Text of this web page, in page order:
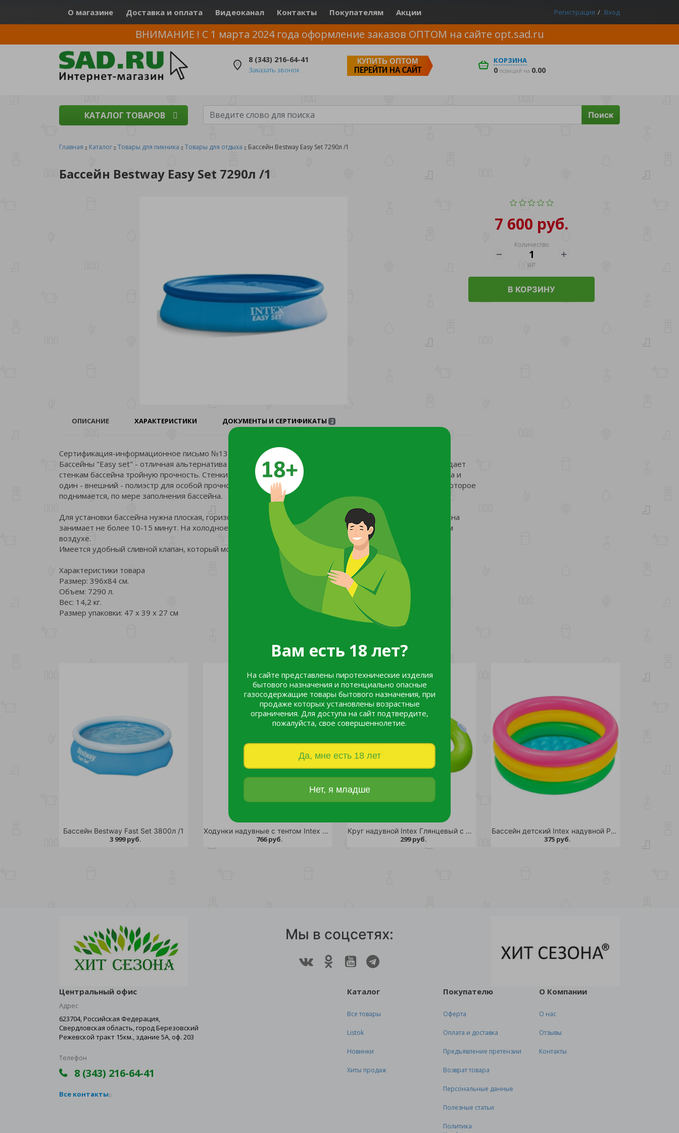
Вам есть 18 лет?
На сайте представлены пиротехнические изделия
бытового назначения и потенциально опасные
газосодержащие товары бытового назначения, при
продаже которых установлены возрастные
ограничения. Для доступа на сайт подтвердите,
пожалуйста, свое совершеннолетие.
Да, мне есть 18 лет
Нет, я младше
О магазине Доставка и оплата Видеоканал Контакты Покупателям Акции Регистрация Вход
ВНИМАНИЕ ! С 1 марта 2024 года оформление заказов ОПТОМ на сайте opt.sad.ru
8 (343) 216-64-41
Заказать звонок
КУПИТЬ ОПТОМ
ПЕРЕЙТИ НА САЙТ
КОРЗИНА
0 позиций на 0.00
КАТАЛОГ ТОВАРОВ Поиск
Главная Каталог Товары для пикника Товары для отдыха Бассейн Bestway Easy Set 7290л /1
Бассейн Bestway Easy Set 7290л /1
7 600 руб.
Количество
шт
В КОРЗИНУ
ОПИСАНИЕ ХАРАКТЕРИСТИКИ ДОКУМЕНТЫ И СЕРТИФИКАТЫ 2
Сертификация-информационное письмо №135/20 от 30.01.20 выдано ООО "Сертификейшен групп".
Бассейны "Easy set" - отличная альтернатива сборным каркасным бассейнам. Технология SUPER-TOUGH дает
стенкам бассейна тройную прочность. Стенки сделаны из трех отдельных слоев: два слоя плотного винила и
один - внешний - полиэстр для особой прочности. Борта бассейна поддерживаются надувным кольцом, которое
поднимается, по мере заполнения бассейна.
Для установки бассейна нужна плоская, горизонтальная площадка. Процесс сборки и подключение бассейна
занимает не более 10-15 минут. На холодное время года не рекомендуем оставлять бассейн на открытом
воздухе.
Имеется удобный сливной клапан, который можно присоединить к садовому шлангу.
Характеристики товара
Размер: 396х84 см.
Объем: 7290 л.
Вес: 14,2 кг.
Размер упаковки: 47 х 39 х 27 см
Бассейн Bestway Fast Set 3800л /1
3 999 руб.
Ходунки надувные с тентом Intex Фрукты 81х79см /12
766 руб.
Круг надувной Intex Глянцевый с ручками 76см /24
299 руб.
Бассейн детский Intex надувной Радуга 28л /12
375 руб.
Мы в соцсетях:
Центральный офис
Адрес
623704, Российская Федерация,
Свердловская область, город Березовский
Режевской тракт 15км., здание 5А, оф. 203
Телефон
8 (343) 216-64-41
Все контакты
Каталог
Все товары
Listok
Новинки
Хиты продаж
Покупателю
Оферта
Оплата и доставка
Предъявление претензии
Возврат товара
Персональные данные
Полезные статьи
Политика
О Компании
О нас
Отзывы
Контакты